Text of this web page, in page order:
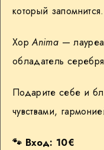
который запомнится.
ХорAnima —
обладатель
Подарите себе и
чувствами,
🐾 Вход: 10€